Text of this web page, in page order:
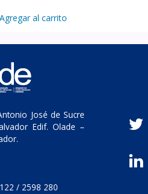
Agregar al carrito
José de Sucre
Edif. Olade –
/ 2598 280